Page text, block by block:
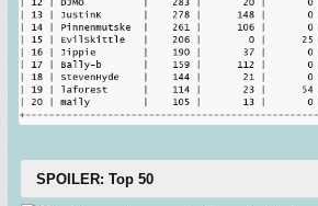
SPOILER: Top 50